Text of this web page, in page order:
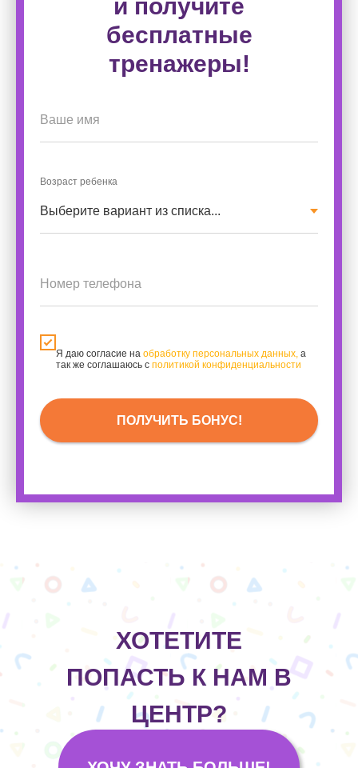
и получите
бесплатные
тренажеры!
Ваше имя
Возраст ребенка
Номер телефона
Я даю согласие на обработку персональных данных а
так же соглашаюсь с политикой конфиденциальности
ПОЛУЧИТЬ БОНУС!
ХОТЕТИТЕ
ПОПАСТЬ К НАМ В
ЦЕНТР?